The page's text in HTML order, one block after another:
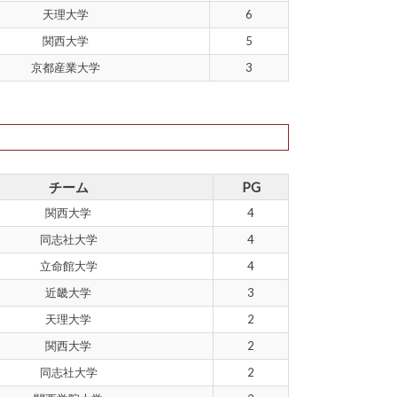
天理大学
6
関西大学
5
京都産業大学
3
チーム PG
関西大学
4
同志社大学
4
立命館大学
4
近畿大学
3
天理大学
2
関西大学
2
同志社大学
2